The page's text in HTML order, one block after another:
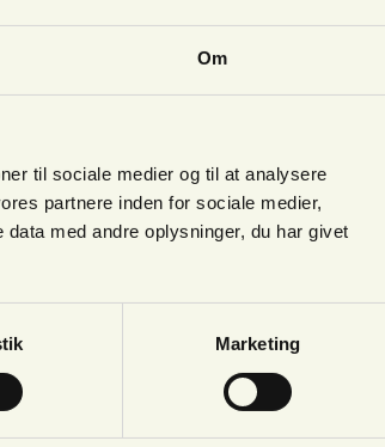
Om
til sociale medier og til at analysere
partnere inden for sociale medier,
med andre oplysninger, du har givet
Marketing